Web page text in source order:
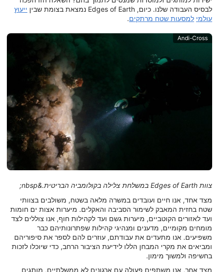
לבסיס העבודה שלנו. כיום, Edges of Earth נמצאת בצומת שבין
ייעוץ
עולמי למסעות שטח מרתקים.
Andi-Cross
צוות Edges of Earth במשלחת צלילה בקולומביה הבריטית.&nbsp;
מצד אחד, אנו חיים ועובדים במשרה מלאה בשטח, משולבים בצוותי
שטח בחזית המאבק לשימור הסביבה והאקלים. מיערות אצות ים חומות
ועד לאזורים הקוטביים, מיערות גשם ועד לקהילות חוף, אנו צוללים לצד
מומחים מקומיים, מדענים ומנהיגי קהילות שפתרונותיהם כבר
משפיעים. אנו מתעדים את עבודתם, עוזרים להם לספר את סיפוריהם
ומביאים את מקרי המבחן הללו לידיעת הציבור הרחב, כדי שיוכלו לזכות
בחשיפה ולמשוך מימון.
מצד אחר, אנו משתפים פעולה עם ארגונים לא ממשלתיים, מותגים